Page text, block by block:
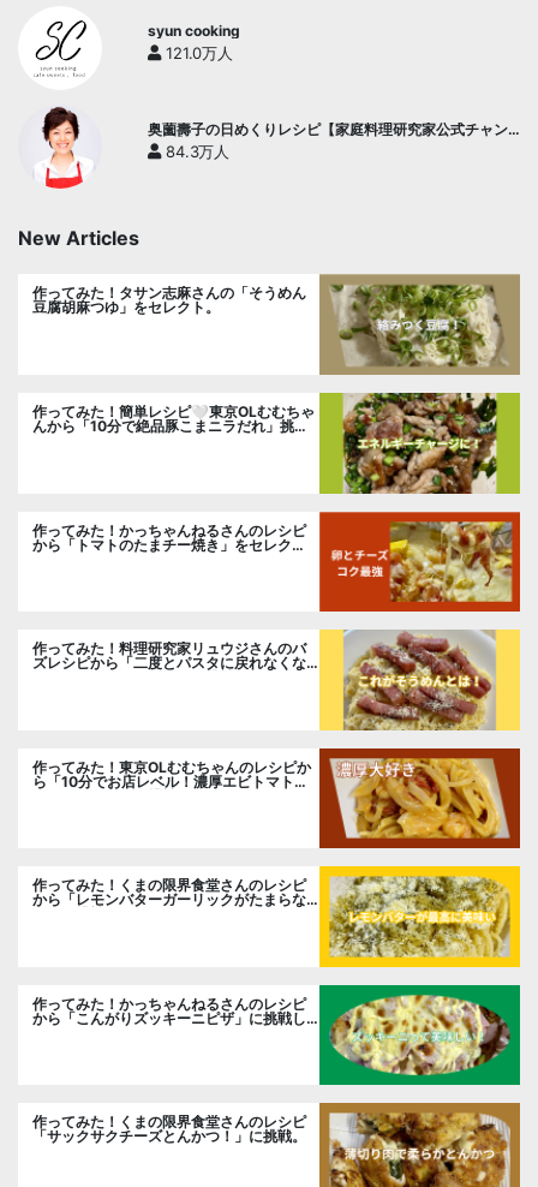
syun cooking
121.0万人
奥薗壽子の日めくりレシピ【家庭料理研究家公式チャン
ネル】
84.3万人
New Articles
作ってみた！タサン志麻さんの「そうめん
豆腐胡麻つゆ」をセレクト。
作ってみた！簡単レシピ🤍東京OLむむちゃ
んから「10分で絶品豚こまニラだれ」挑
作ってみた！かっちゃんねるさんのレシピ
から「トマトのたまチー焼き」をセレク
ト。
作ってみた！料理研究家リュウジさんのバ
ズレシピから「二度とパスタに戻れなくな
作ってみた！東京OLむむちゃんのレシピか
ら「10分でお店レベル！濃厚エビトマトク
リームパスタ」に挑戦
作ってみた！くまの限界食堂さんのレシピ
から「レモンバターガーリックがたまらな
作ってみた！かっちゃんねるさんのレシピ
から「こんがりズッキーニピザ」に挑戦し
作ってみた！くまの限界食堂さんのレシピ
「サックサクチーズとんかつ！」に挑戦。